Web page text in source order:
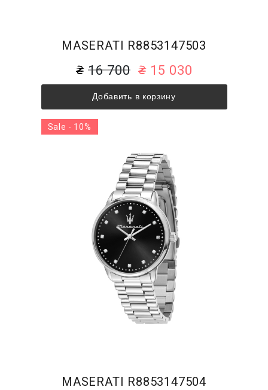
MASERATI R8853147503
16 700 15 030
Добавить в корзину
MASERATI R8853147504
Sale - 10%